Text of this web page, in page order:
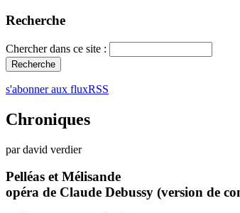
Recherche
Chercher dans ce site :
s'abonner aux fluxRSS
Chroniques
par david verdier
Pelléas et Mélisande
opéra de Claude Debussy (version de